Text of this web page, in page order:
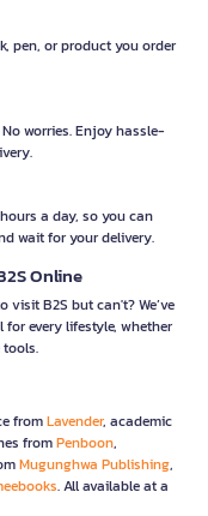
pen, or product you order
worries. Enjoy hassle-
a day, so you can
wait for your delivery.
Online
B2S but can't? We’ve
every lifestyle, whether
fromLavender, academic
fromPenboon,
Mugunghwa Publishing,
. All available at a